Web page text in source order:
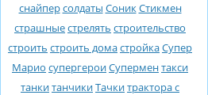
снайперсолдаты СоникСтикмен
страшныестрелять строительство
строить строить домастройкаСупер
Марио супергероиСуперментакси
танкитанчикиТачкитрактора с